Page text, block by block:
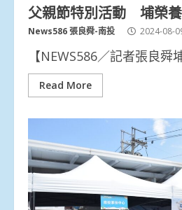
父親節特別活動 埔榮
News586 張良舜-南投 2024-08-
【NEWS586／記者張良舜
Read More